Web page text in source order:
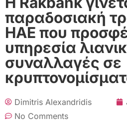
παραδοσιακή
ΗΑΕ που
υπηρεσία
συναλλαγές σε
Dimitris Alexandridis
No Comments